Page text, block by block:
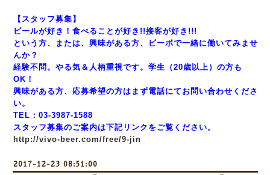
【スタッフ募集】
ビールが好き！食べることが好き!!接客が好き!!!
という方、または、興味がある方、ビーボで一緒に働いてみませ
んか？
経験不問。やる気＆人柄重視です。学生（20歳以上）の方も
OK！
興味がある方、応募希望の方はまず電話にてお問い合わせくださ
い。
TEL：03-3987-1588
スタッフ募集のご案内は下記リンクをご覧ください。
http://vivo-beer.com/free/9-jin
2017-12-23 08:51:00